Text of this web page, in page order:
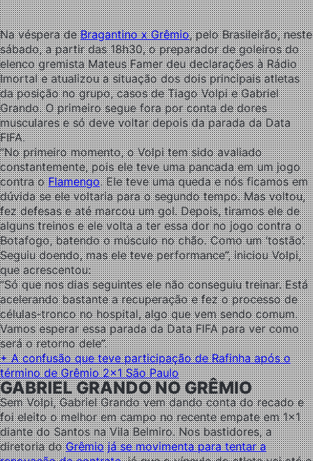
Na véspera deBragantino x Grêmio, pelo Brasileirão, neste
sábado, a partir das 18h30, o preparador de goleiros do
elenco gremista Mateus Famer deu declarações à Rádio
Imortal e atualizou a situação dos dois principais atletas
da posição no grupo, casos de Tiago Volpi e Gabriel
Grando. O primeiro segue fora por conta de dores
musculares e só deve voltar depois da parada da Data
FIFA.
“No primeiro momento, o Volpi tem sido avaliado
constantemente, pois ele teve uma pancada em um jogo
contra oFlamengo. Ele teve uma queda e nós ficamos em
dúvida se ele voltaria para o segundo tempo. Mas voltou,
fez defesas e até marcou um gol. Depois, tiramos ele de
alguns treinos e ele volta a ter essa dor no jogo contra o
Botafogo, batendo o músculo no chão. Como um ‘tostão’.
Seguiu doendo, mas ele teve performance”, iniciou Volpi,
que acrescentou:
“Só que nos dias seguintes ele não conseguiu treinar. Está
acelerando bastante a recuperação e fez o processo de
células-tronco no hospital, algo que vem sendo comum.
Vamos esperar essa parada da Data FIFA para ver como
será o retorno dele”.
+ A confusão que teve participação de Rafinha após o
término de Grêmio 2×1 São Paulo
GABRIEL GRANDO NO GRÊMIO
Sem Volpi, Gabriel Grando vem dando conta do recado e
foi eleito o melhor em campo no recente empate em 1×1
diante do Santos na Vila Belmiro. Nos bastidores, a
diretoria doGrêmio já se movimenta para tentar a